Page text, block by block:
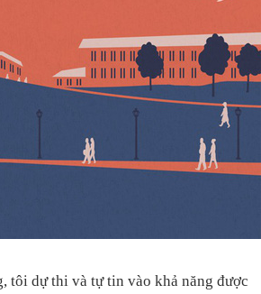
tôi dự thi và tự tin vào khả năng được